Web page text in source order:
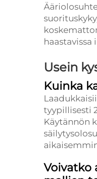
haastavissa
Usein
Kuinka
tyypillisesti
Käytännön
Voivatko